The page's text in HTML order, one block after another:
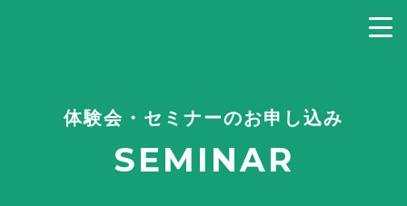
体験会・セミナーのお申し込み
SEMINAR